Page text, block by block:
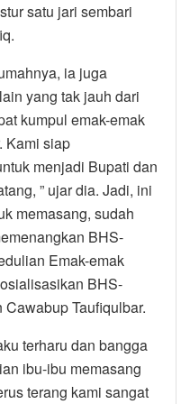
satu jari sembari
ia juga
yang tak jauh dari
kumpul emak-emak
Kami siap
menjadi Bupati dan
” ujar dia. Jadi, ini
memasang, sudah
BHS-
Emak-emak
BHS-
Taufiqulbar.
terharu dan bangga
ibu-ibu memasang
terang kami sangat